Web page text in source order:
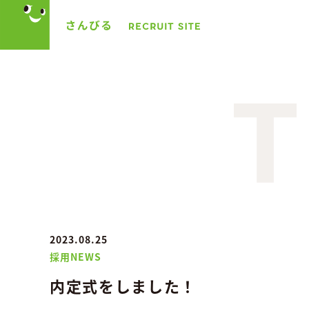
2023.08.25
採用NEWS
内定式をしました！